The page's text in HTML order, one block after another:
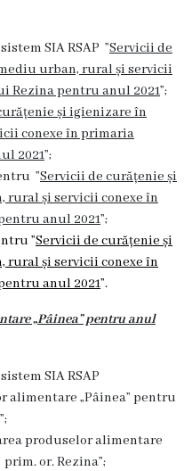
SIA RSAP ”Servicii de
urban, rural și servicii
Rezina pentru anul 2021”;
și igienizare în
conexe în primaria
2021”;
”Servicii de curățenie și
și servicii conexe în
anul 2021”;
”Servicii de curățenie și
și servicii conexe în
anul 2021”.
„Pâinea” pentru anul
SIA RSAP
„Pâinea” pentru
”;
produselor alimentare
prim. or. Rezina”;